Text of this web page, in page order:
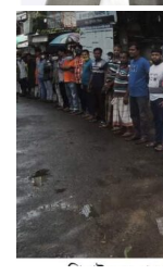
ইউএনওর বাসভবনে
করে বরিশালে দুই